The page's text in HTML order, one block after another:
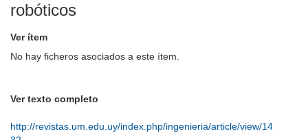
robóticos
Ver ítem
No hay ficheros asociados a este ítem.
Ver texto completo
http://revistas.um.edu.uy/index.php/ingenieria/article/view/14